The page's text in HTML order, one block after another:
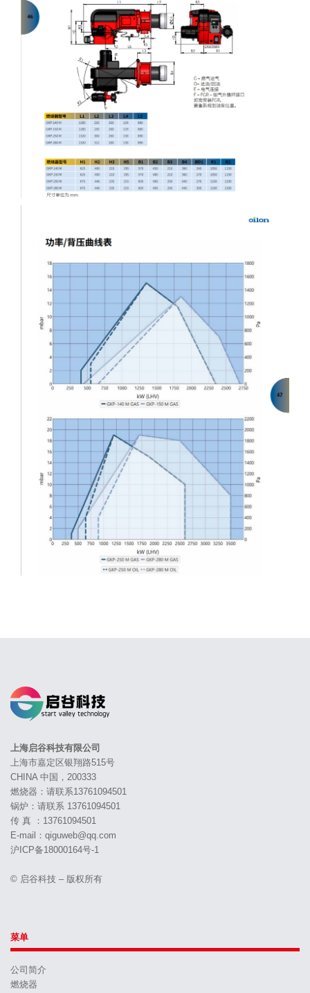
上海启谷科技有限公司
上海市嘉定区银翔路515号
CHINA 中国，200333
燃烧器：请联系13761094501
锅炉：请联系 13761094501
传 真 ：13761094501
E-mail：qiguweb@qq.com
沪ICP备18000164号-1
© 启谷科技 – 版权所有
菜单
公司简介
燃烧器